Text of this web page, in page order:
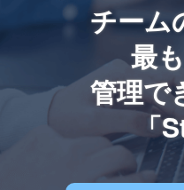
チーム
最
管理で
「